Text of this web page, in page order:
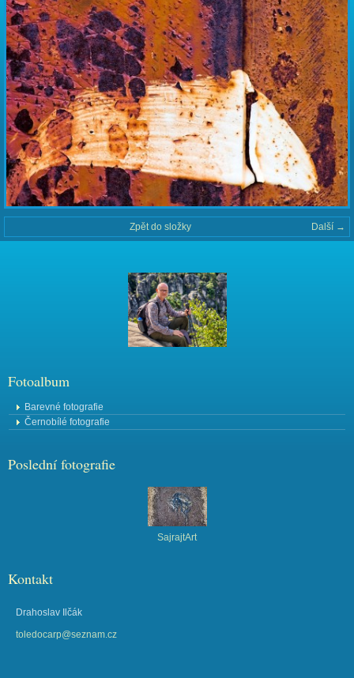
Další →
Zpět do složky
Fotoalbum
Barevné fotografie
Černobílé fotografie
Poslední fotografie
SajrajtArt
Kontakt
Drahoslav Ilčák
toledocarp@seznam.cz